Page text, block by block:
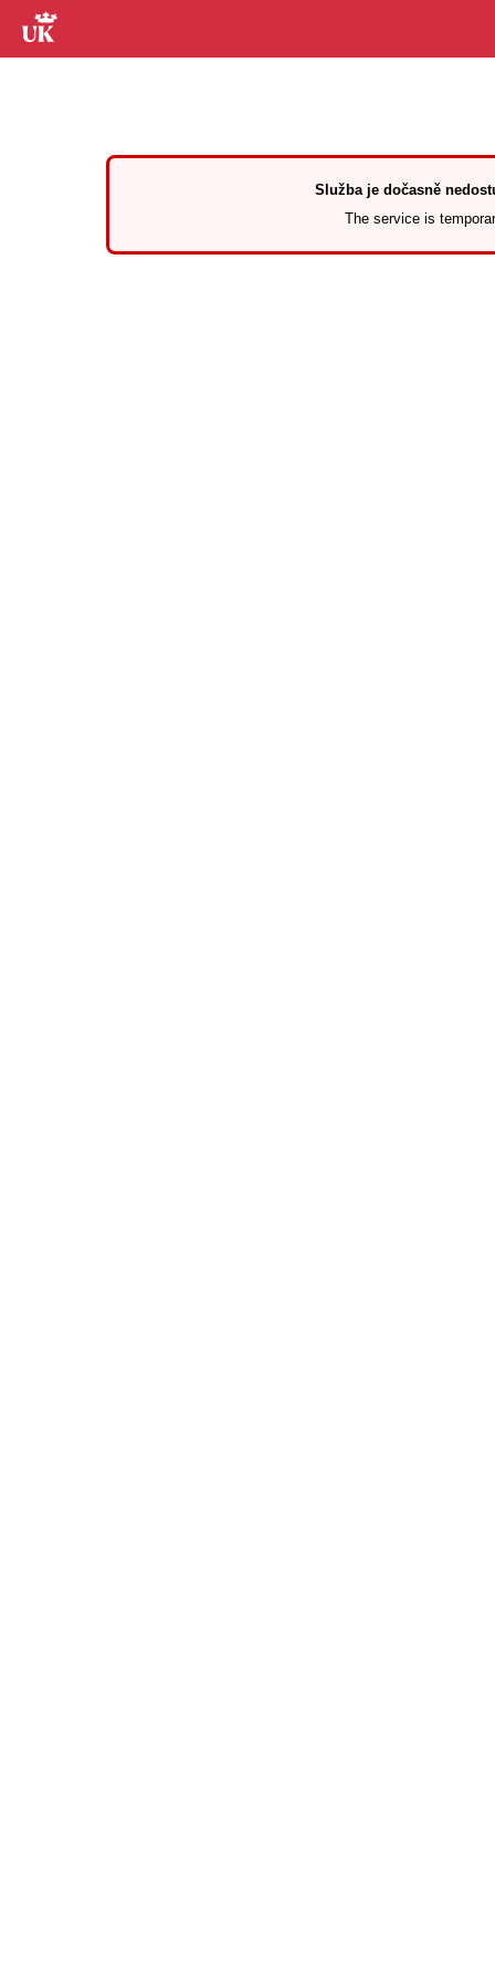
Služba je dočasně
The service is